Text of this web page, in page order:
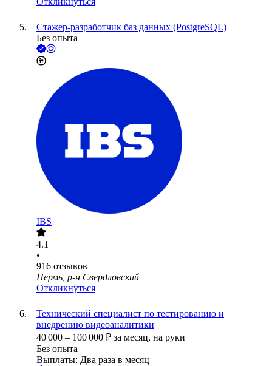
Стажер-разработчик баз данных (PostgreSQL)
Без опыта
IBS
4.1
•
916 отзывов
Пермь, р-н Свердловский
Откликнуться
Технический специалист по тестированию и
внедрению видеоаналитики
40 000 – 100 000 ₽ за месяц, на руки
Без опыта
Выплаты: Два раза в месяц